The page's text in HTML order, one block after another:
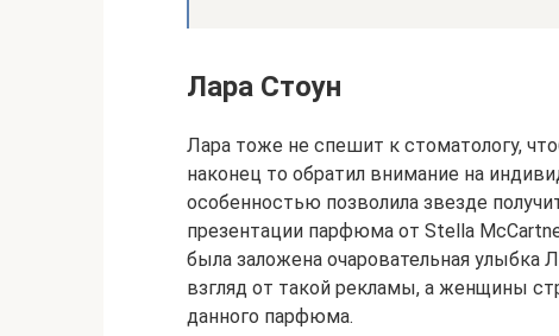
Лара Стоун
Лара тоже не спешит к стоматологу,
наконец то обратил внимание на
особенностью позволила звезде
презентации парфюма от Stella
была заложена очаровательная
взгляд от такой рекламы, а женщины
данного парфюма.